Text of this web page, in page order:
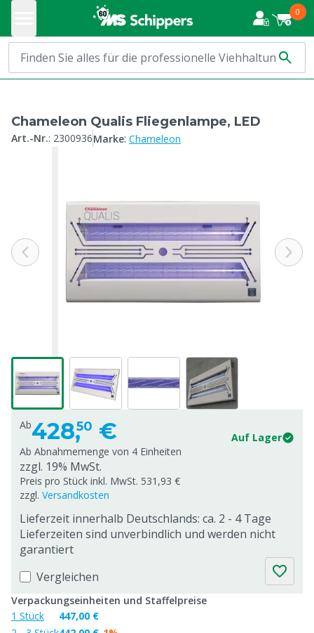
0
Chameleon Qualis Fliegenlampe, LED
Art.-Nr.: 2300936Marke: Chameleon
Ab428,50 €
Auf Lager
Ab Abnahmemenge von 4 Einheiten
zzgl. 19% MwSt.
Preis pro Stück inkl. MwSt. 531,93 €
zzgl. Versandkosten
Lieferzeit innerhalb Deutschlands: ca. 2 - 4 Tage
Lieferzeiten sind unverbindlich und werden nicht
garantiert
Vergleichen
Verpackungseinheiten und Staffelpreise
1 Stück
447,00 €